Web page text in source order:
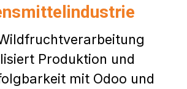
Produktion und
mit Odoo und